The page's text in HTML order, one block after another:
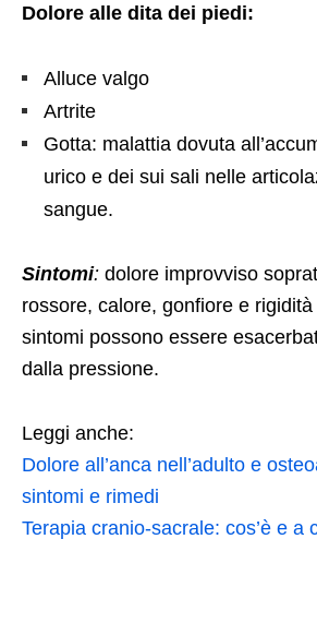
Dolore alle dita dei piedi:
Alluce valgo
Artrite
Gotta: malattia dovuta
urico e dei sui sali nelle
sangue.
Sintomi: dolore improvviso
rossore, calore, gonfiore e
sintomi possono essere
dalla pressione.
Leggi anche:
Dolore all’anca nell’adulto e
sintomi e rimedi
Terapia cranio-sacrale: cos’è e a